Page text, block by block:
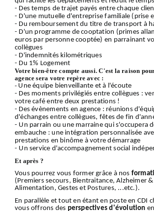
- Des temps de trajet payés entre chaque
- D'une mutuelle d'entreprise familiale (prise
- Du remboursement du titre de transport à
- D'un programme de cooptation (primes
euros par personne cooptée) en parrainant
collègues
- D'indemnités kilométriques
- Du 1% Logement
Votre bien-être compte aussi. C'est la raison
agence sera votre repère avec :
- Une équipe bienveillante et à l'écoute
- Des moments privilégiés entre collègues :
votre café entre deux prestations !
- Des évènements en agence : réunions
d'échanges entre collègues, fêtes de fin
- Un parrain ou une marraine qui s'occupera
embauche : une intégration personnalisée
prestations en binôme à votre démarrage
- Un service d'accompagnement social
Et après ?
Vous pourrez vous former grâce à nos
(Premiers secours, Bientraitance, Alzheimer
Alimentation, Gestes et Postures, ...etc.).
En parallèle et tout en étant en poste en CDI
vous offrons des perspectives d'évolution